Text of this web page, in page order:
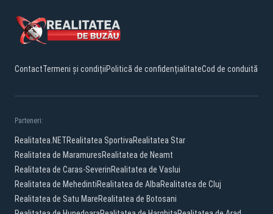
ContactTermeni și condițiiPolitică de confidențialitateCod de conduită
Parteneri:
Realitatea.NETRealitatea SportivaRealitatea Star
Realitatea de MaramuresRealitatea de Neamt
Realitatea de Caras-SeverinRealitatea de Vaslui
Realitatea de MehedintiRealitatea de AlbaRealitatea de Cluj
Realitatea de Satu MareRealitatea de Botosani